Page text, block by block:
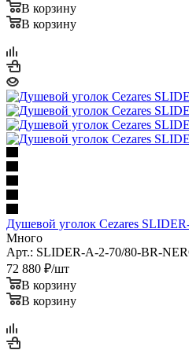
В корзину
В корзину
Душевой уголок Cezares
Много
Арт.: SLIDER-A-2-70/80-BR-
72 880 ₽/шт
В корзину
В корзину